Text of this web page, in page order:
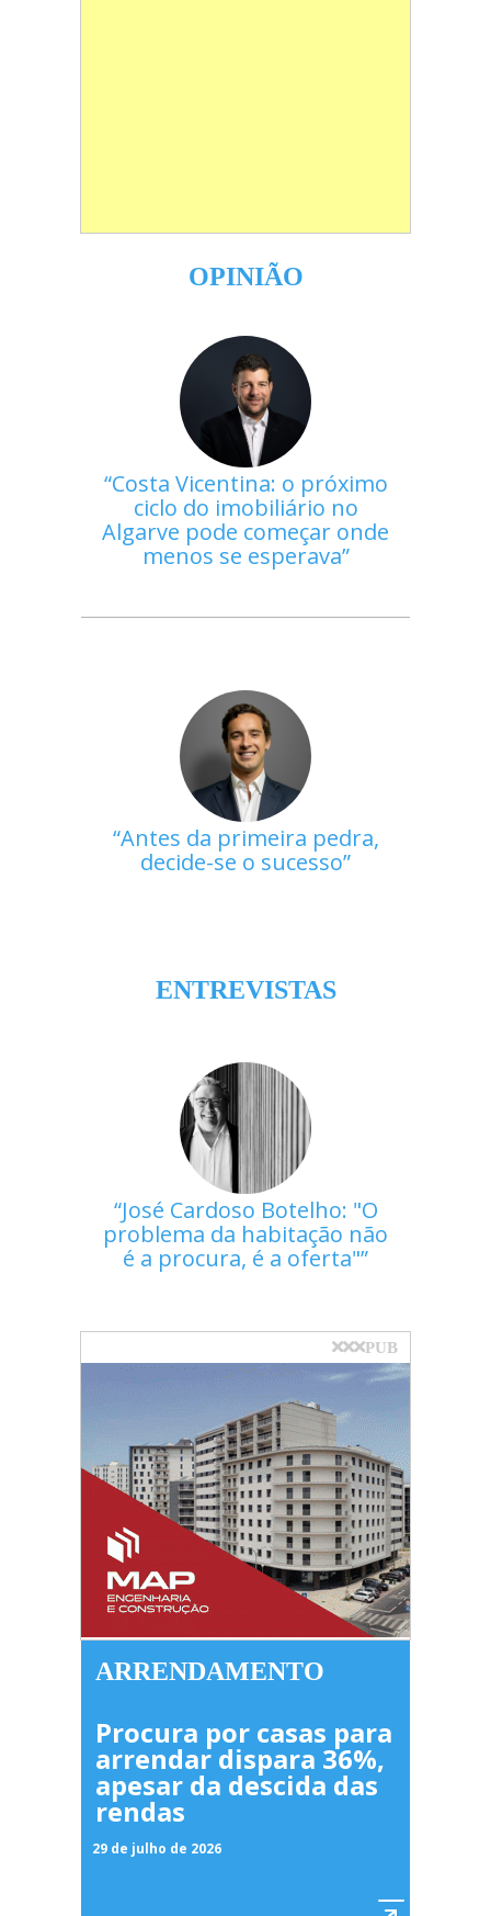
OPINIÃO
Costa Vicentina: o próximo
ciclo do imobiliário no
Algarve pode começar onde
menos se esperava
Antes da primeira pedra,
decide-se o sucesso
ENTREVISTAS
José Cardoso Botelho: "O
problema da habitação não
é a procura, é a oferta"
PUB
ARRENDAMENTO
Procura por casas para
arrendar dispara 36%,
apesar da descida das
rendas
29 de julho de 2026